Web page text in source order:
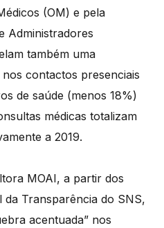
(OM) e pela
Administradores
também uma
contactos presenciais
de saúde (menos 18%)
médicas totalizam
a 2019.
MOAI, a partir dos
Transparência do SNS,
acentuada” nos